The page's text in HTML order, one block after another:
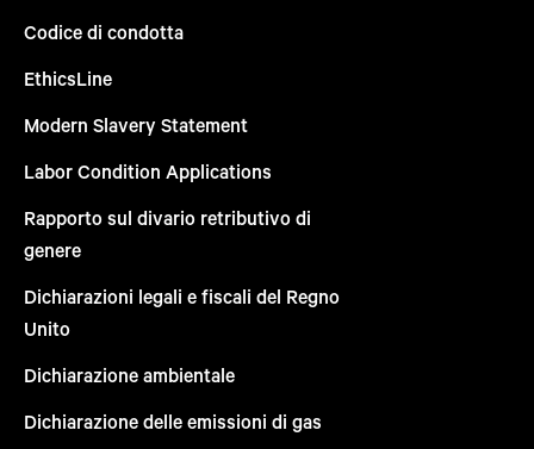
Codice di condotta
EthicsLine
Modern Slavery Statement
Labor Condition Applications
Rapporto sul divario retributivo di
genere
Dichiarazioni legali e fiscali del Regno
Unito
Dichiarazione ambientale
Dichiarazione delle emissioni di gas